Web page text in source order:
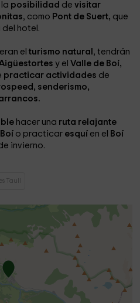
posibilidad devisitar
, como Pont de Suert, que
hotel.
elturismo natural , tendrán
y elValle de Boí,
practicar actividades de
senderismo,
hacer una ruta relajante
o practicar esquí en el
Boí
invierno.
Taull